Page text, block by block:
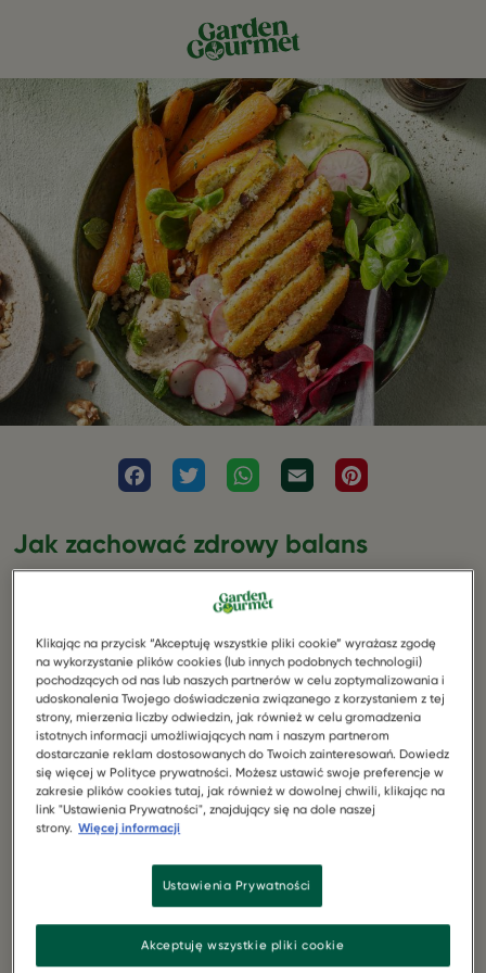
FacebookTwitter WhatsAppEmail
Jak zachować zdrowy balans
żywieniowy podczas świąt
Co nowego u nas
Jak zachować zdrowy balans żywieniowy podczas
świąt Wielkanocy?
Warto zachować zdrowy umiar w jedzeniu, aby po
świątecznym okresie nie żałować swoich decyzji
żywieniowych poprzez złe samopoczucie. Jakich
błędów nie popełniać i czego należy unikać?
zdrowy balans żywieniowy podczas świąt Wielkanocy.
Mniej nie znaczy gorzej – nie
przejadaj się
Klikając na przycisk “Akceptuję wszystkie pliki cookie” wyrażasz zgodę
na wykorzystanie plików cookies (lub innych podobnych technologii)
pochodzących od nas lub naszych partnerów w celu zoptymalizowania i
udoskonalenia Twojego doświadczenia związanego z korzystaniem z tej
strony, mierzenia liczby odwiedzin, jak również w celu gromadzenia
istotnych informacji umożliwiających nam i naszym partnerom
dostarczanie reklam dostosowanych do Twoich zainteresowań. Dowiedz
się więcej w Polityce prywatności. Możesz ustawić swoje preferencje w
zakresie plików cookies tutaj, jak również w dowolnej chwili, klikając na
link "Ustawienia Prywatności", znajdujący się na dole naszej
strony. Więcej informacji
Ustawienia Prywatności
Akceptuję wszystkie pliki cookie